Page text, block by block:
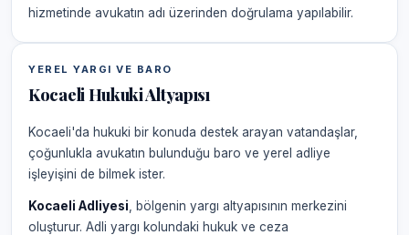
hizmetinde avukatın adı üzerinden doğrulama yapılabilir.
YEREL YARGI VE BARO
Kocaeli Hukuki Altyapısı
Kocaeli'da hukuki bir konuda destek arayan vatandaşlar,
çoğunlukla avukatın bulunduğu baro ve yerel adliye
işleyişini de bilmek ister.
Kocaeli Adliyesi , bölgenin yargı altyapısının merkezini
oluşturur. Adli yargı kolundaki hukuk ve ceza